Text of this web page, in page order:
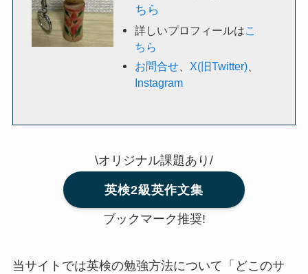
ちら
詳しいプロフィールはこ
ちら
お問合せ、 X(旧Twitter)、
Instagram
\オリジナル課題あり/
英検2級英作文集
ブックマーク推奨!
当サイトでは英検の勉強方法について「どこのサ